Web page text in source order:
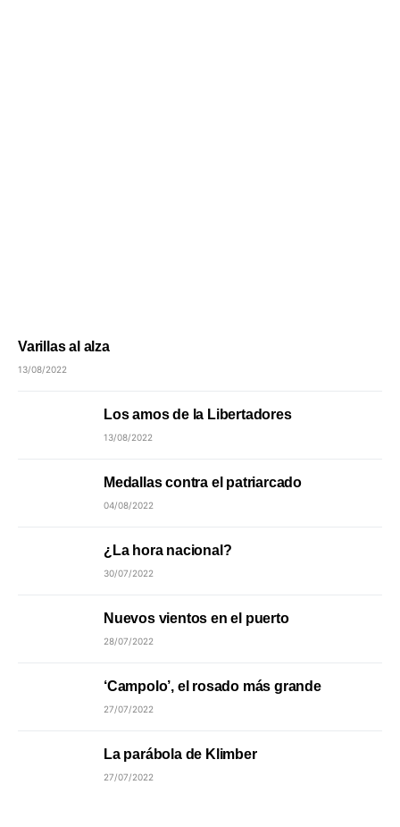
Varillas al alza
13/08/2022
Los amos de la Libertadores
13/08/2022
Medallas contra el patriarcado
04/08/2022
¿La hora nacional?
30/07/2022
Nuevos vientos en el puerto
28/07/2022
‘Campolo’, el rosado más grande
27/07/2022
La parábola de Klimber
27/07/2022